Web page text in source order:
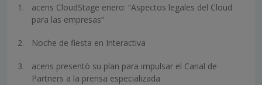
acens CloudStage enero: “Aspectos legales del Cloud
para las empresas”
Noche de fiesta en Interactiva
acens presentó su plan para impulsar el Canal de
Partners a la prensa especializada